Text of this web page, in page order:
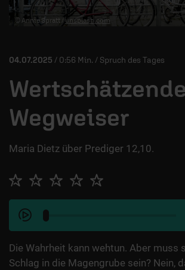
DEINE APP
MITMACHEN
ÜBER UNS
© Annie Spratt / unsplash.com
04.07.2025 / 0:56 Min. / Spruch des Tages
Wertschätzende
Wegweiser
Maria Dietz über Prediger 12,10.
Die Wahrheit kann wehtun. Aber muss
Schlag in die Magengrube sein? Nein,